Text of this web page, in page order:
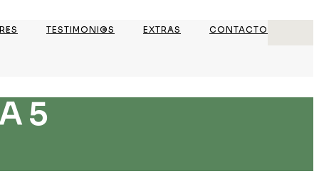
TESTIMONIOS EXTRAS CONTACTO
5